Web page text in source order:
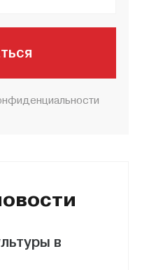
в